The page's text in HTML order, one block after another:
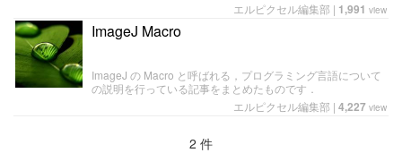
エルピクセル編集部 | 1,991 view
ImageJ Macro
ImageJ の Macro と呼ばれる，プログラミング言語について
の説明を行っている記事をまとめたものです．
エルピクセル編集部 | 4,227 view
2 件